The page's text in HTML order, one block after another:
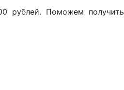
рублей. Поможем получить